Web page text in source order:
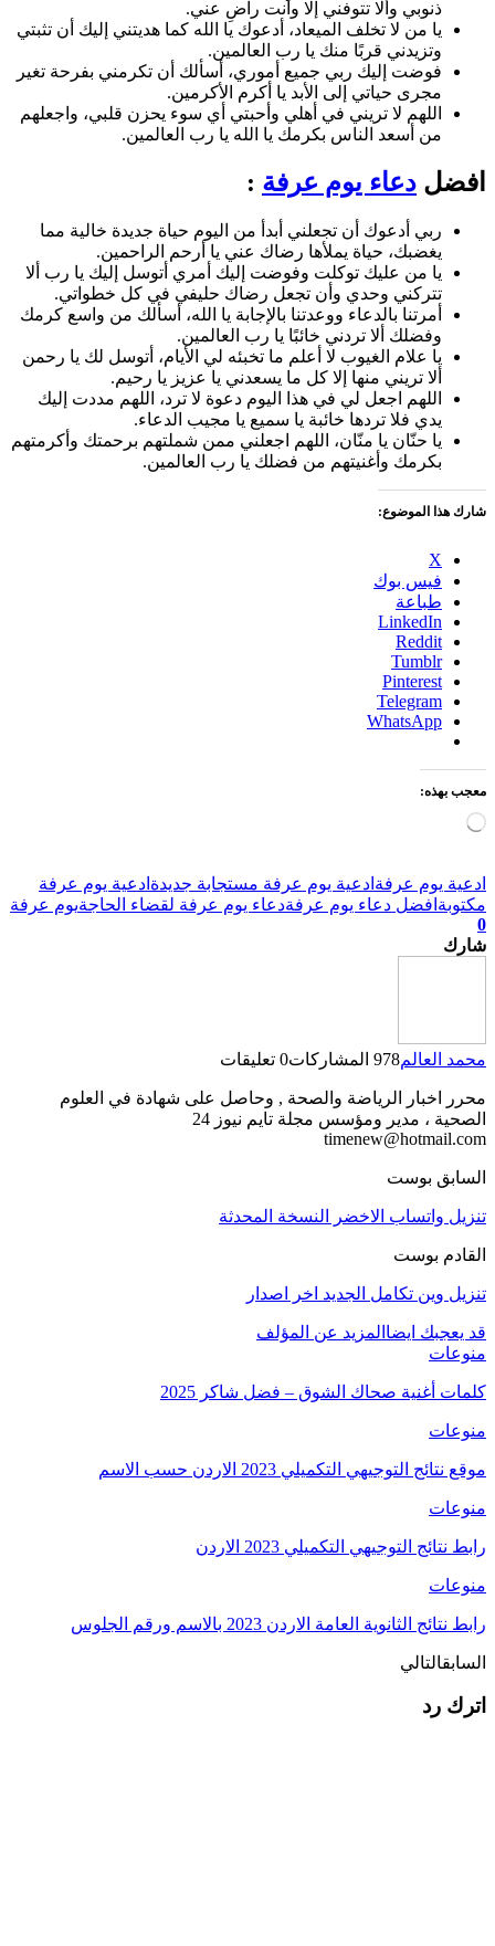
ذنوبي وألا تتوفني إلا وأنت راضِ عني.
يا من لا تخلف الميعاد، أدعوك يا الله كما هديتني إليك أن تثبتي
وتزيدني قربًا منك يا رب العالمين.
فوضت إليك ربي جميع أموري، أسألك أن تكرمني بفرحة تغير
مجرى حياتي إلى الأبد يا أكرم الأكرمين.
اللهم لا تريني في أهلي وأحبتي أي سوء يحزن قلبي، واجعلهم
من أسعد الناس بكرمك يا الله يا رب العالمين.
دعاء يوم عرفة:
ربي أدعوك أن تجعلني أبدأ من اليوم حياة جديدة خالية مما
يغضبك، حياة يملأها رضاك عني يا أرحم الراحمين.
يا من عليك توكلت وفوضت إليك أمري أتوسل إليك يا رب ألا
تتركني وحدي وأن تجعل رضاك حليفي في كل خطواتي.
أمرتنا بالدعاء ووعدتنا بالإجابة يا الله، أسألك من واسع كرمك
وفضلك ألا تردني خائبًا يا رب العالمين.
يا علام الغيوب لا أعلم ما تخبئه لي الأيام، أتوسل لك يا رحمن
ألا تريني منها إلا كل ما يسعدني يا عزيز يا رحيم.
اللهم اجعل لي في هذا اليوم دعوة لا ترد، اللهم مددت إليك
يدي فلا تردها خائبة يا سميع يا مجيب الدعاء.
يا حنّان يا منّان، اللهم اجعلني ممن شملتهم برحمتك وأكرمتهم
بكرمك وأغنيتهم من فضلك يا رب العالمين.
الموضوع:
فيس بوك
طباعة
LinkedIn
Reddit
Tumblr
Pinterest
Telegram
WhatsApp
يوم عرفةادعية يوم عرفة مستجابة جديدةادعية يوم عرفة
افضل دعاء يوم عرفةدعاء يوم عرفة لقضاء الحاجة يوم عرفة
978 المشاركات 0 تعليقات
الرياضة والصحة , وحاصل على شهادة في العلوم
، مدير ومؤسس مجلة تايم نيوز 24
بوست
الاخضر النسخة المحدثة
بوست
تكامل الجديد اخر اصدار
ايضاالمزيد عن المؤلف
صحاك الشوق – فضل شاكر 2025
التكميلي 2023 الاردن حسب الاسم
التوجيهي التكميلي 2023 الاردن
العامة الاردن 2023 بالاسم ورقم الجلوس
التالي